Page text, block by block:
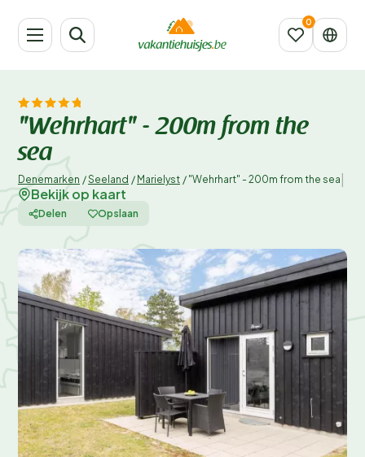
"Wehrhart" - 200m from the
sea
Denemarken /Seeland / Marielyst / "Wehrhart" - 200m from the sea
Bekijk op kaart
Delen Opslaan